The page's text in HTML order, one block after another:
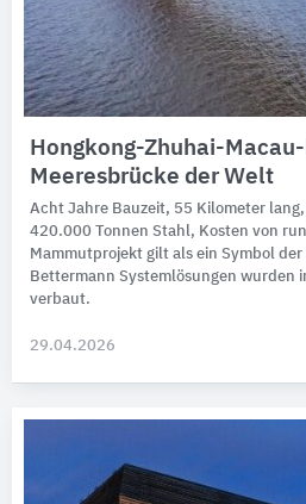
Hongkong-Zhuhai-
Meeresbrücke der Welt
Acht Jahre Bauzeit, 55 Kilometer
420.000 Tonnen Stahl, Kosten von
Mammutprojekt gilt als ein Symbol der
Bettermann Systemlösungen wurden
verbaut.
29.04.2026